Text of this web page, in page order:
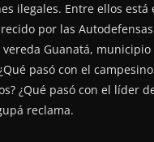
ilegales. Entre ellos está
por las
Guanatá,
pasó con el
¿Qué pasó con el líder
reclama.